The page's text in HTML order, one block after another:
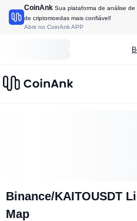
CoinAnk Sua plataforma de análise de
de criptomoedas mais confiável!
Abrir no CoinAnk APP
Binance/KAITOUSDT
Map